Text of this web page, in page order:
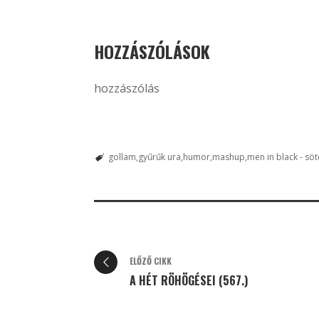
HOZZÁSZÓLÁSOK
hozzászólás
gollam gyűrűk ura humor mashup men in black -
ELŐZŐ CIKK
A HÉT RÖHÖGÉSEI (567.)